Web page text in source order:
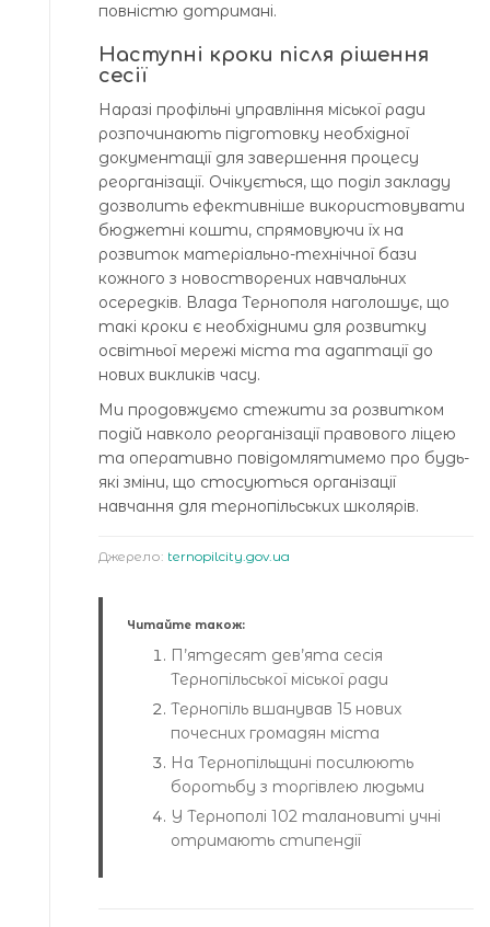
повністю дотримані.
Наступні кроки після рішення
сесії
Наразі профільні управління міської ради
розпочинають підготовку необхідної
документації для завершення процесу
реорганізації. Очікується, що поділ закладу
дозволить ефективніше використовувати
бюджетні кошти, спрямовуючи їх на
розвиток матеріально-технічної бази
кожного з новостворених навчальних
осередків. Влада Тернополя наголошує, що
такі кроки є необхідними для розвитку
освітньої мережі міста та адаптації до
нових викликів часу.
Ми продовжуємо стежити за розвитком
подій навколо реорганізації правового ліцею
та оперативно повідомлятимемо про будь-
які зміни, що стосуються організації
навчання для тернопільських школярів.
Джерело: ternopilcity.gov.ua
Читайте також:
П’ятдесят дев’ята сесія
Тернопільської міської ради
Тернопіль вшанував 15 нових
почесних громадян міста
На Тернопільщині посилюють
боротьбу з торгівлею людьми
У Тернополі 102 талановиті учні
отримають стипендії